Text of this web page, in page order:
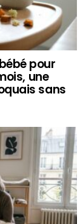
pour
une
sans